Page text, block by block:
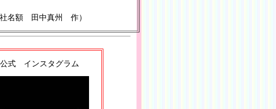
名額 田中真州 作）
公式 インスタグラム